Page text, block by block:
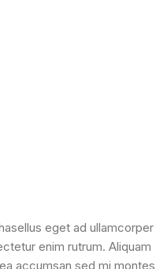
eget ad ullamcorper
enim rutrum. Aliquam
accumsan sed mi montes